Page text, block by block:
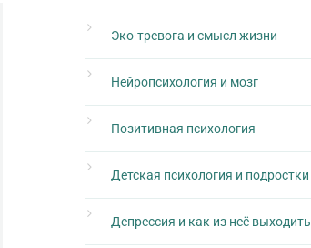
Эко-тревога и смысл жизни
Нейропсихология и мозг
Позитивная психология
Детская психология и подростки
Депрессия и как из неё выходить